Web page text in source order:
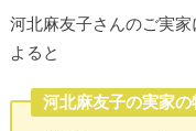
河北麻友子さんのご実
よると
河北麻友子の実家の